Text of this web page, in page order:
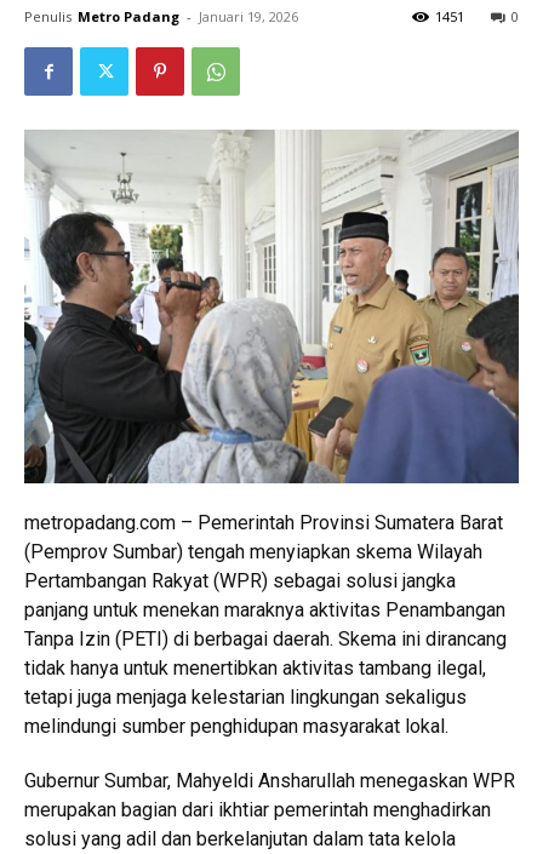
Penulis Metro Padang - Januari 19, 2026 0
1451
metropadang.com – Pemerintah Provinsi Sumatera Barat
(Pemprov Sumbar) tengah menyiapkan skema Wilayah
Pertambangan Rakyat (WPR) sebagai solusi jangka
panjang untuk menekan maraknya aktivitas Penambangan
Tanpa Izin (PETI) di berbagai daerah. Skema ini dirancang
tidak hanya untuk menertibkan aktivitas tambang ilegal,
tetapi juga menjaga kelestarian lingkungan sekaligus
melindungi sumber penghidupan masyarakat lokal.
Gubernur Sumbar, Mahyeldi Ansharullah menegaskan WPR
merupakan bagian dari ikhtiar pemerintah menghadirkan
solusi yang adil dan berkelanjutan dalam tata kelola